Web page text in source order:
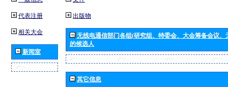
代表注册
相关大会
新闻室
出版物
无线电通信部门各组(研究组、特委会、大会筹备会议
的候选人
其它信息